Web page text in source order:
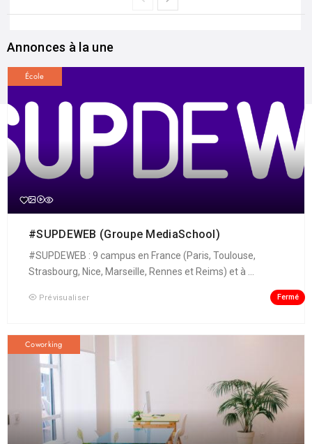
Annonces à la une
École
#SUPDEWEB (Groupe MediaSchool)
#SUPDEWEB : 9 campus en France (Paris, Toulouse,
Strasbourg, Nice, Marseille, Rennes et Reims) et à ...
Prévisualiser Fermé
Coworking